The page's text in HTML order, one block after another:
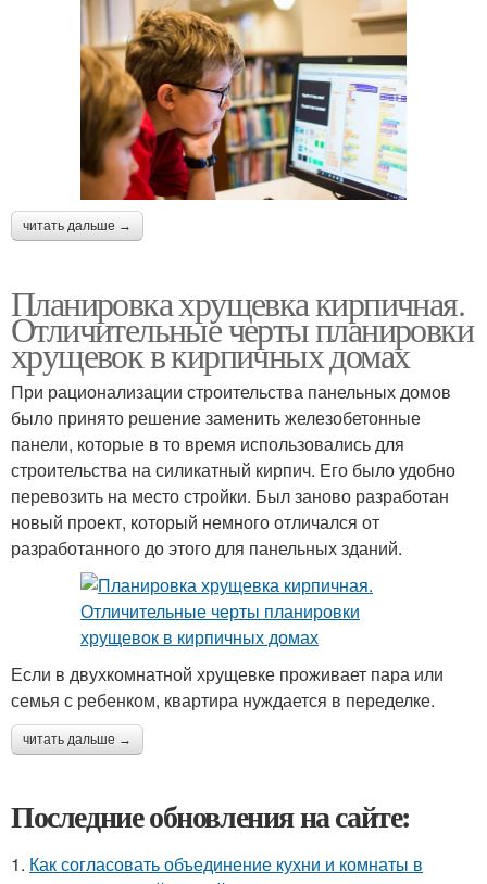
читать дальше →
Планировка хрущевка кирпичная.
Отличительные черты планировки
хрущевок в кирпичных домах
При рационализации строительства панельных домов
было принято решение заменить железобетонные
панели, которые в то время использовались для
строительства на силикатный кирпич. Его было удобно
перевозить на место стройки. Был заново разработан
новый проект, который немного отличался от
разработанного до этого для панельных зданий.
Если в двухкомнатной хрущевке проживает пара или
семья с ребенком, квартира нуждается в переделке.
читать дальше →
Последние обновления на сайте:
1. Как согласовать объединение кухни и комнаты в